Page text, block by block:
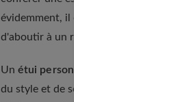
évidemment, il est possible
d'aboutir à un résultat impressionnant
Un étui personnalisé
du style et de se démarquer des